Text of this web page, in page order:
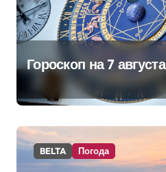
Гороскоп на 7 августа
BELTA Погода